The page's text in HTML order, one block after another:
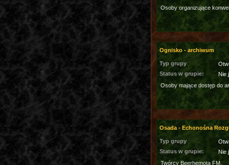
Osoby organizujące
Ognisko - archiwum
Typ grupy
Status w grupie:
Nie
Osoby mające dostęp do
Osada - Echonośna
Typ grupy
Status w grupie:
Nie
Twórcy Beerhemota FM.